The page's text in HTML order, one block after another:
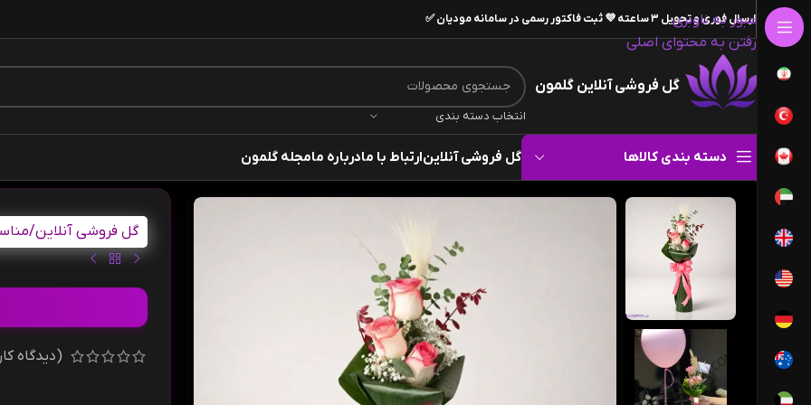
عبور به ناوبری
رفتن به محتوای اصلی
ارسال فوری و تحویل ۳ ساعته 💜 ثبت فاکتور رسمی در سامانه مودیان ✅
گل فروشی آنلاین گلمون
انتخاب دسته بندی
دسته بندی کالاها گل فروشی آنلاینارتباط با مادرباره مامجله گلمون
گل فروشی آنلاین/
(دیدگاه